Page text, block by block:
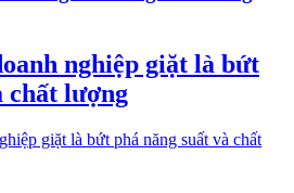
nghiệp giặt là bứt
chất lượng